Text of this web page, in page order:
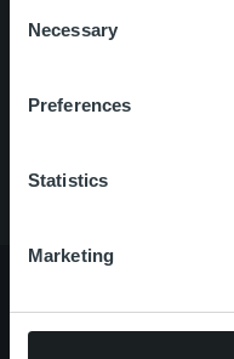
Selection
Necessary
Preferences
Statistics
Marketing
Pikalinkit